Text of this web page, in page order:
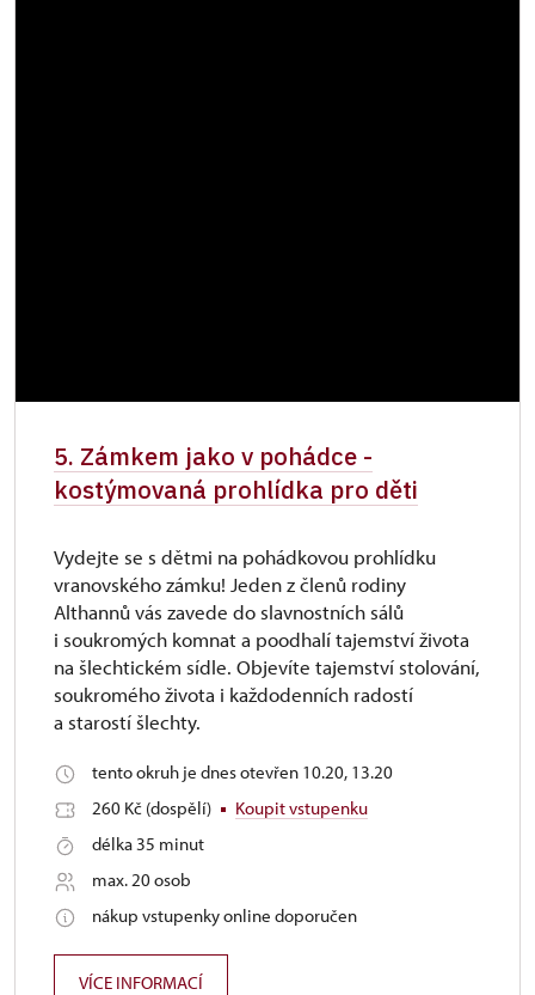
5. Zámkem jako v pohádce -
kostýmovaná prohlídka pro děti
Vydejte se s dětmi na pohádkovou prohlídku
vranovského zámku! Jeden z členů rodiny
Althannů vás zavede do slavnostních sálů
i soukromých komnat a poodhalí tajemství života
na šlechtickém sídle. Objevíte tajemství stolování,
soukromého života i každodenních radostí
a starostí šlechty.
tento okruh je dnes otevřen 10.20, 13.20
260 Kč (dospělí)
Koupit vstupenku
délka 35 minut
max. 20 osob
nákup vstupenky online doporučen
VÍCE INFORMACÍ